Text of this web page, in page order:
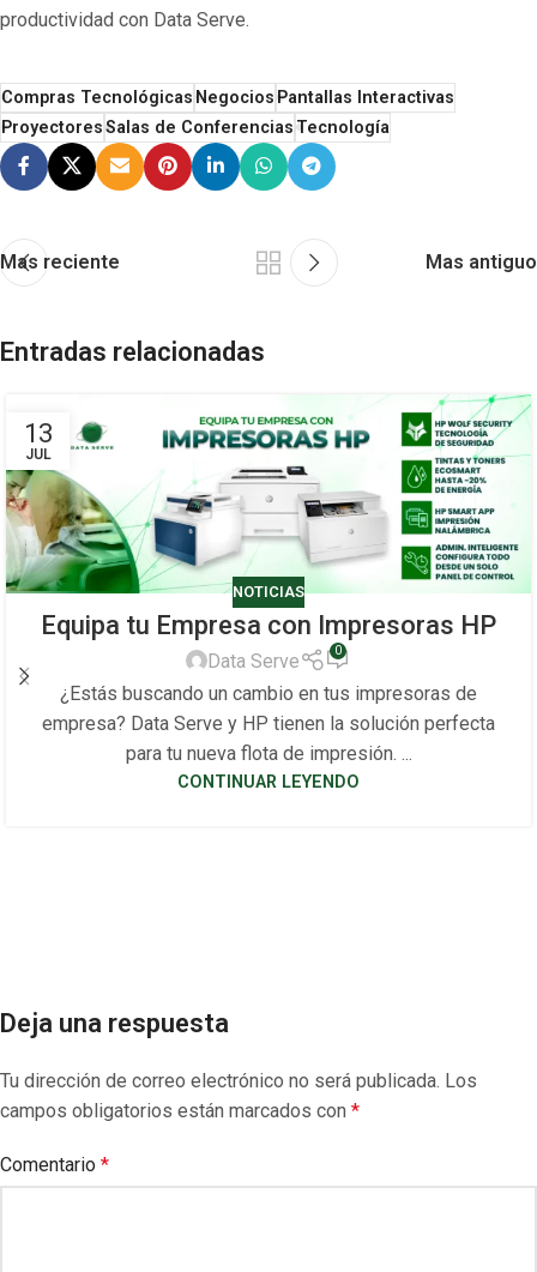
productividad con Data Serve.
Compras TecnológicasNegociosPantallas Interactivas
ProyectoresSalas de ConferenciasTecnología
Mas reciente Mas antiguo
Entradas relacionadas
13
JUL
NOTICIAS
Equipa tu Empresa con Impresoras HP
Data Serve 0
¿Estás buscando un cambio en tus impresoras de
empresa? Data Serve y HP tienen la solución perfecta
para tu nueva flota de impresión. ...
CONTINUAR LEYENDO
Deja una respuesta
Tu dirección de correo electrónico no será publicada. Los
campos obligatorios están marcados con *
Comentario *